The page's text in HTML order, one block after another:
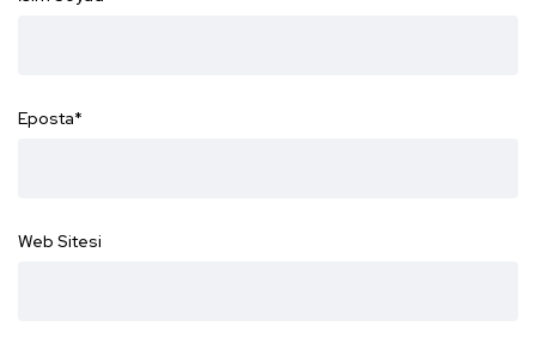
Eposta*
Web Sitesi